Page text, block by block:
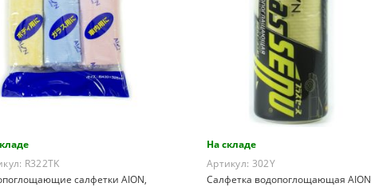
R322TK
салфетки AION,
На складе
Артикул: 302Y
Салфетка водопоглощающая AION